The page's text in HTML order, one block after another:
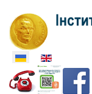
Оберіть свою мову